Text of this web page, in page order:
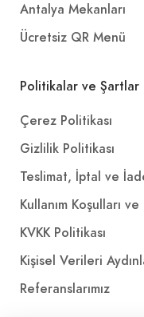
Antalya Mekanları
Ücretsiz QR Menü
Politikalar ve Şartlar
Çerez Politikası
Gizlilik Politikası
Teslimat, İptal ve
Kullanım Koşulları
KVKK Politikası
Kişisel Verileri
Referanslarımız